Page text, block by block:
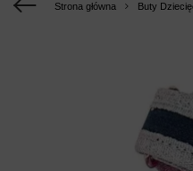
Strona główna Buty